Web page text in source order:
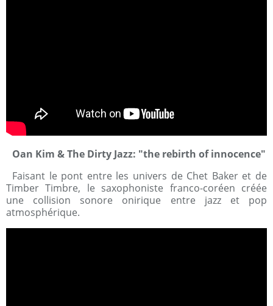
Oan Kim & The Dirty Jazz: "the rebirth of innocence"
Faisant le pont entre les univers de Chet Baker et de
Timber Timbre, le saxophoniste franco-coréen créée
une collision sonore onirique entre jazz et pop
atmosphérique.